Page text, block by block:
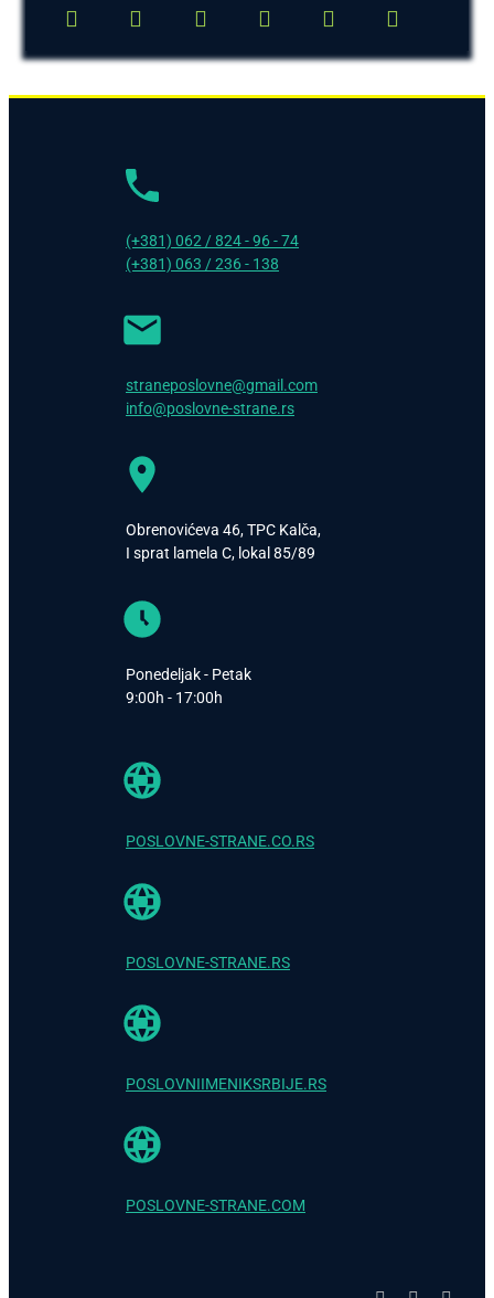
(+381) 062 / 824 - 96 - 74
(+381) 063 / 236 - 138
straneposlovne@gmail.com
info@poslovne-strane.rs
Obrenovićeva 46, TPC Kalča,
I sprat lamela C, lokal 85/89
Ponedeljak - Petak
9:00h - 17:00h
POSLOVNE-STRANE.CO.RS
POSLOVNE-STRANE.RS
POSLOVNIIMENIKSRBIJE.RS
POSLOVNE-STRANE.COM